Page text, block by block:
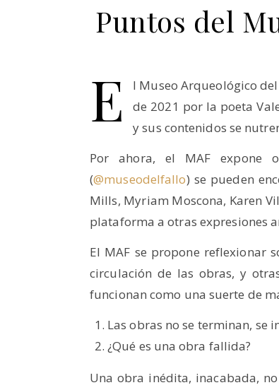
Puntos del
E
l Museo Arqueológico
de 2021 por la poeta
y sus contenidos se
Por ahora, el MAF expone
(@museodelfallo) se pueden
Mills, Myriam Moscona, Karen
plataforma a otras expresiones
El MAF se propone reflexionar
circulación de las obras, y
funcionan como una suerte de
Las obras no se terminan, se
¿Qué es una obra fallida?
Una obra inédita, inacabada,